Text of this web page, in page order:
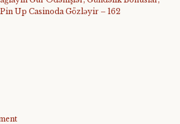
Up Casinoda Gözləyir – 162